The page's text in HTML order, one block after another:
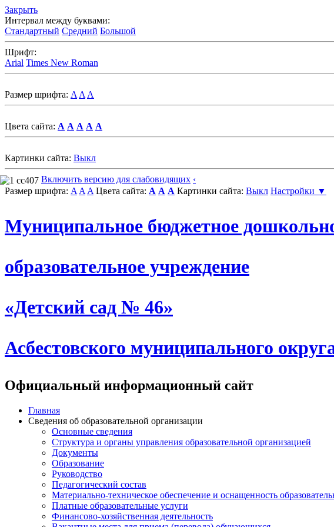
Закрыть
Интервал между буквами:
Стандартный Средний Большой
Шрифт:
Arial Times New Roman
Размер шрифта: A A A
Цвета сайта: A A A A A
Картинки сайта: Выкл
Включить версию для слабовидящих ‹
Размер шрифта: A A A Цвета сайта: A A A Картинки сайта: Выкл Настройки ▼
Муниципальное бюджетное
образовательное учреждение
«Детский сад № 46»
Асбестовского муниципального
Официальный информационный сайт
Главная
Сведения об образовательной организации
Основные сведения
Структура и органы управления образовательной организацией
Документы
Образование
Руководство
Педагогический состав
Материально-техническое обеспечение и оснащенность
Платные образовательные услуги
Финансово-хозяйственная деятельность